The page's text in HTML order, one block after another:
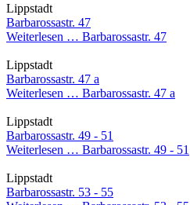
Lippstadt
Barbarossastr. 47
Weiterlesen … Barbarossastr. 47
Lippstadt
Barbarossastr. 47 a
Weiterlesen … Barbarossastr. 47 a
Lippstadt
Barbarossastr. 49 - 51
Weiterlesen … Barbarossastr. 49 - 51
Lippstadt
Barbarossastr. 53 - 55